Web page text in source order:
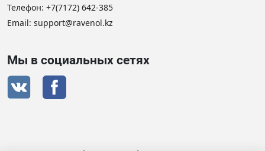
Телефон: +7(7172) 642-385
Email: support@ravenol.kz
Мы в социальных сетях